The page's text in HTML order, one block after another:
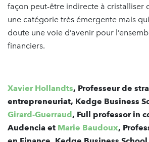
façon peut-être indirecte à cristalliser
une catégorie très émergente mais
doute une voie d’avenir pour
financiers.
Xavier Hollandts, Professeur de
entrepreneuriat, Kedge Business
Girard-Guerraud, Full professor in
Audencia et Marie Baudoux,